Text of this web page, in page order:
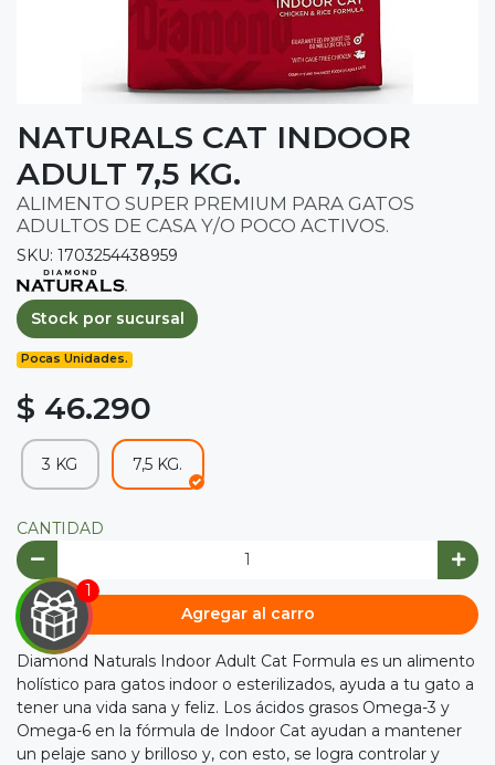
NATURALS CAT INDOOR
ADULT 7,5 KG.
ALIMENTO SUPER PREMIUM PARA GATOS
ADULTOS DE CASA Y/O POCO ACTIVOS.
SKU: 1703254438959
Stock por sucursal
Pocas Unidades.
$ 46.290
3 KG 7,5 KG.
CANTIDAD
Agregar al carro
Diamond Naturals Indoor Adult Cat Formula es un alimento
holístico para gatos indoor o esterilizados, ayuda a tu gato a
tener una vida sana y feliz. Los ácidos grasos Omega-3 y
Omega-6 en la fórmula de Indoor Cat ayudan a mantener
un pelaje sano y brilloso y, con esto, se logra controlar y